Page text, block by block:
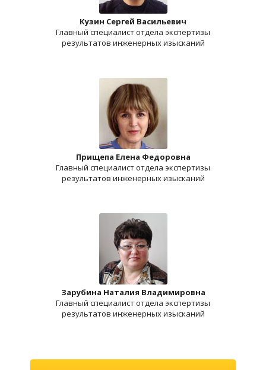
Кузин Сергей Васильевич
Главный специалист отдела экспертизы
результатов инженерных изысканий
Прищепа Елена Федоровна
Главный специалист отдела экспертизы
результатов инженерных изысканий
Зарубина Наталия Владимировна
Главный специалист отдела экспертизы
результатов инженерных изысканий